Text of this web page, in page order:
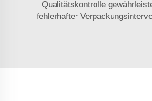
Qualitätskontrolle
fehlerhafter